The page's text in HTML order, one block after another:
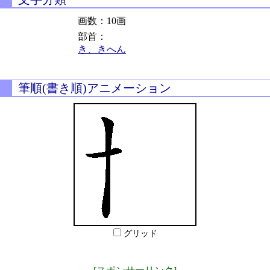
画数：10画
部首：
き、きへん
筆順(書き順)アニメーション
グリッド